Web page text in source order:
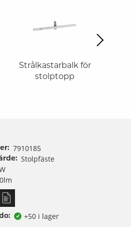
Strålkastarbalk för
stolptopp
Next
7910185
Stolpfäste
0lm
✔ +50 i lager